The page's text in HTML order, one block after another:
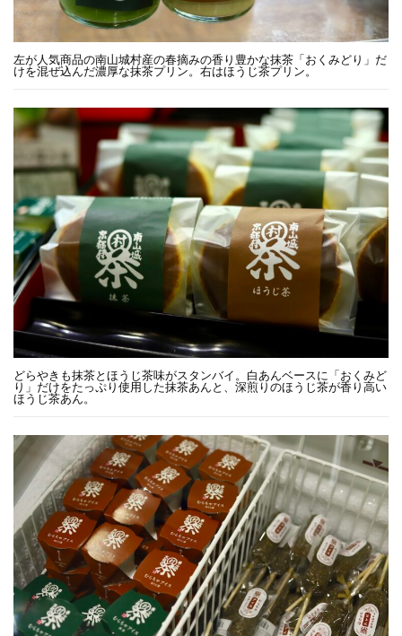
左が人気商品の南山城村産の春摘みの香り豊かな抹茶「おくみどり」だ
けを混ぜ込んだ濃厚な抹茶プリン。右はほうじ茶プリン。
どらやきも抹茶とほうじ茶味がスタンバイ。白あんベースに「おくみど
り」だけをたっぷり使用した抹茶あんと、深煎りのほうじ茶が香り高い
ほうじ茶あん。